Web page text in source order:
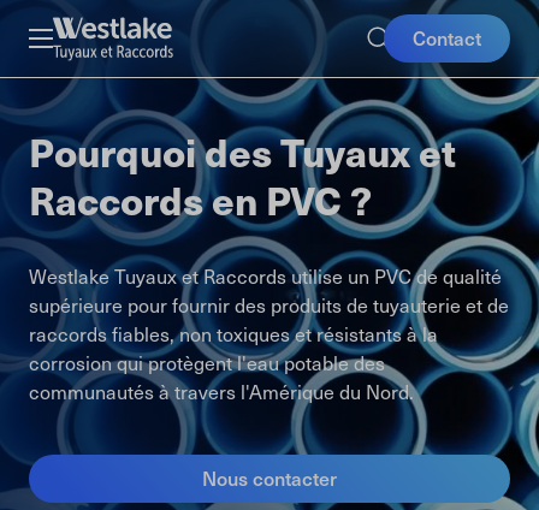
main
content
Westlake
Pipe
&
Fittings
Mobile
Buttons
Contact
Pourquoi des Tuyaux et
Raccords en PVC ?
Westlake Tuyaux et Raccords utilise un PVC de qualité
supérieure pour fournir des produits de tuyauterie et de
raccords fiables, non toxiques et résistants à la
corrosion qui protègent l'eau potable des
communautés à travers l'Amérique du Nord.
Nous contacter